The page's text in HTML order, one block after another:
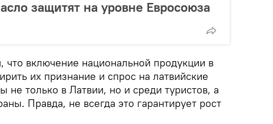
защитят на уровне Евросоюза
что включение национальной продукции в
их признание и спрос на латвийские
не только в Латвии, но и среди туристов, а
Правда, не всегда это гарантирует рост